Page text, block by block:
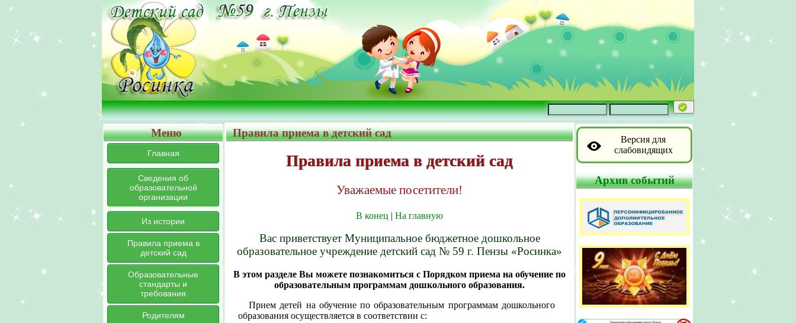
Меню
Главная
Сведения об
образовательной
организации
Из истории
Правила приема в
детский сад
Образовательные
стандарты и
требования
Родителям
Правила приема в детский сад
Правила приема в детский сад
Уважаемые посетители!
В конец | На главную
Вас приветствует Муниципальное бюджетное дошкольное
образовательное учреждение детский сад № 59 г. Пензы «Росинка»
В этом разделе Вы можете познакомиться с Порядком приема на обучение по
образовательным программам дошкольного образования.
Прием детей на обучение по образовательным программам дошкольного
образования осуществляется в соответствии с:
Версия для
слабовидящих
Архив событий